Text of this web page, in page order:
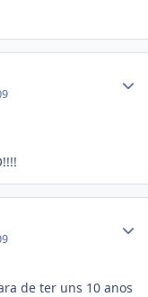
de ter uns 10 anos